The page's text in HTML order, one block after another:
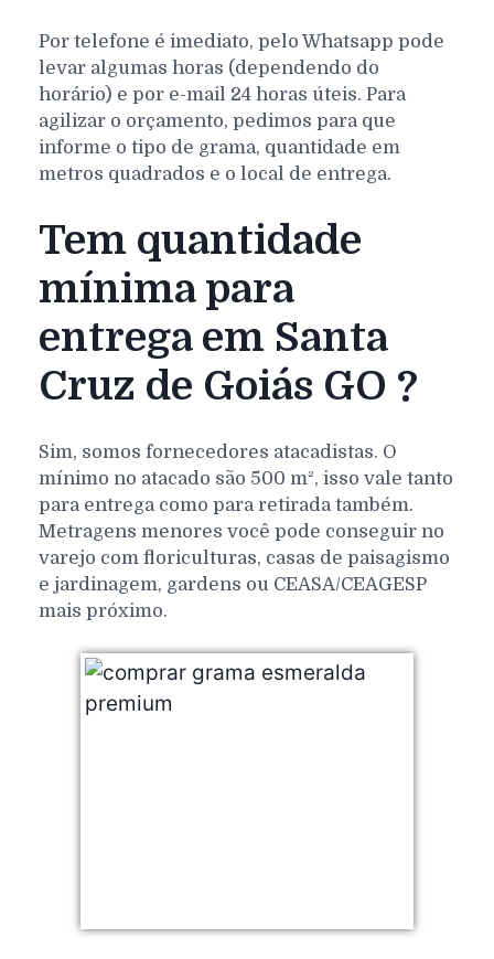
Por telefone é imediato, pelo Whatsapp pode
levar algumas horas (dependendo do
horário) e por e-mail 24 horas úteis. Para
agilizar o orçamento, pedimos para que
informe o tipo de grama, quantidade em
metros quadrados e o local de entrega.
Tem quantidade
mínima para
entrega em Santa
Cruz de Goiás GO ?
Sim, somos fornecedores atacadistas. O
mínimo no atacado são 500 m², isso vale tanto
para entrega como para retirada também.
Metragens menores você pode conseguir no
varejo com floriculturas, casas de paisagismo
e jardinagem, gardens ou CEASA/CEAGESP
mais próximo.